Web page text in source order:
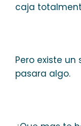
caja
Pero existe un
pasara algo.